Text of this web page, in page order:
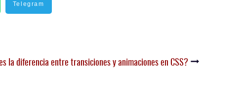
Telegram
la diferencia entre transiciones y animaciones en CSS?